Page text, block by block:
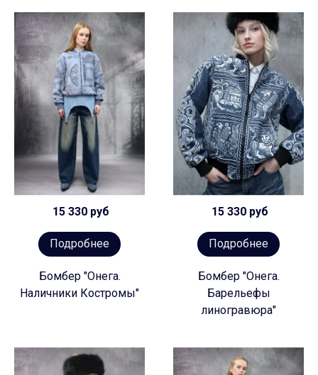
15 330 руб
Подробнее
Бомбер "Онега.
Наличники Костромы"
15 330 руб
Подробнее
Бомбер "Онега.
Барельефы
линогравюра"